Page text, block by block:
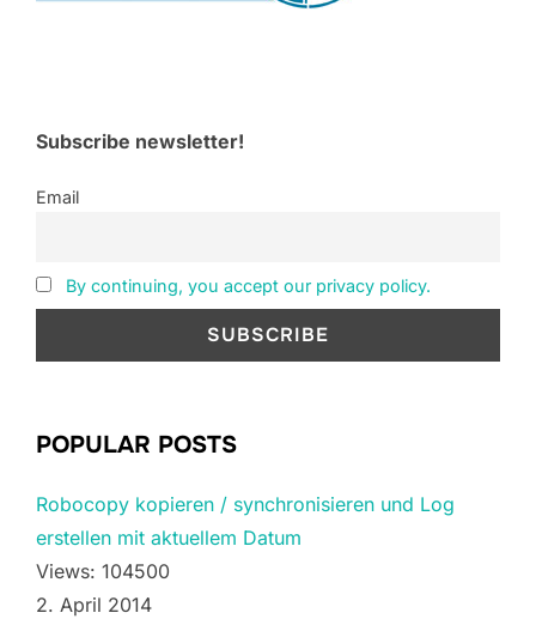
Subscribe newsletter!
Email
By continuing, you accept our privacy policy.
POPULAR POSTS
Robocopy kopieren / synchronisieren und Log
erstellen mit aktuellem Datum
Views: 104500
2. April 2014